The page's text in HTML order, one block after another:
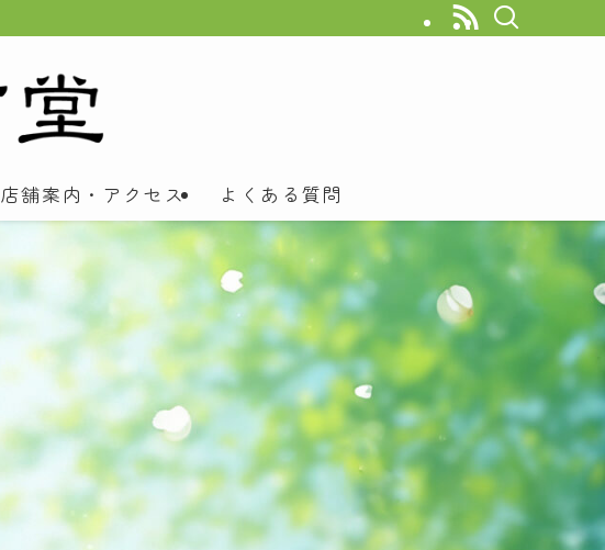
店舗案内・アクセス よくある質問